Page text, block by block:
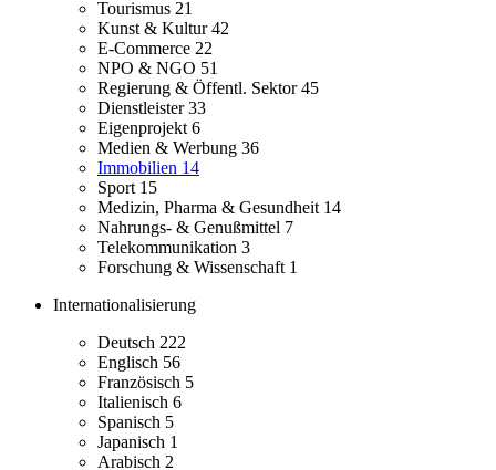
Tourismus 21
Kunst & Kultur42
E-Commerce 22
NPO & NGO 51
Regierung & Öffentl. Sektor45
Dienstleister33
Eigenprojekt 6
Medien & Werbung 36
Immobilien 14
Sport 15
Medizin, Pharma & Gesundheit 14
Nahrungs- & Genußmittel 7
Telekommunikation 3
Forschung & Wissenschaft 1
Internationalisierung
Deutsch 222
Englisch 56
Französisch 5
Italienisch 6
Spanisch 5
Japanisch 1
Arabisch 2